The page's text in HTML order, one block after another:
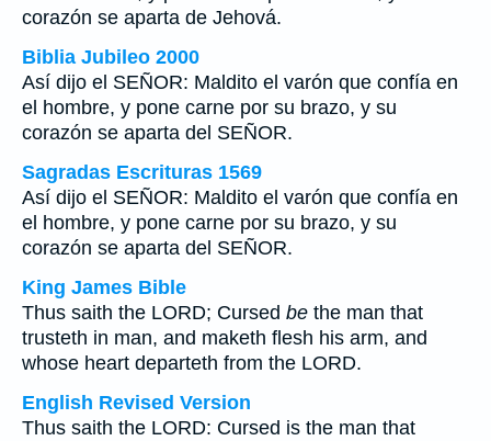
corazón se aparta de Jehová.
Biblia Jubileo 2000
Así dijo el SEÑOR: Maldito el varón que confía en
el hombre, y pone carne por su brazo, y su
corazón se aparta del SEÑOR.
Sagradas Escrituras 1569
Así dijo el SEÑOR: Maldito el varón que confía en
el hombre, y pone carne por su brazo, y su
corazón se aparta del SEÑOR.
King James Bible
Thus saith the LORD; Cursed be the man that
trusteth in man, and maketh flesh his arm, and
whose heart departeth from the LORD.
English Revised Version
Thus saith the LORD: Cursed is the man that